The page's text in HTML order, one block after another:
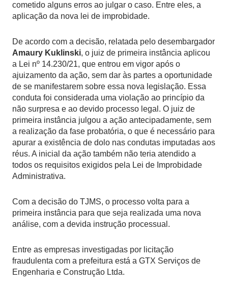
cometido alguns erros ao julgar o caso. Entre eles, a
aplicação da nova lei de improbidade.
De acordo com a decisão, relatada pelo desembargador
Amaury Kuklinski, o juiz de primeira instância aplicou
a Lei nº 14.230/21, que entrou em vigor após o
ajuizamento da ação, sem dar às partes a oportunidade
de se manifestarem sobre essa nova legislação. Essa
conduta foi considerada uma violação ao princípio da
não surpresa e ao devido processo legal. O juiz de
primeira instância julgou a ação antecipadamente, sem
a realização da fase probatória, o que é necessário para
apurar a existência de dolo nas condutas imputadas aos
réus. A inicial da ação também não teria atendido a
todos os requisitos exigidos pela Lei de Improbidade
Administrativa.
Com a decisão do TJMS, o processo volta para a
primeira instância para que seja realizada uma nova
análise, com a devida instrução processual.
Entre as empresas investigadas por licitação
fraudulenta com a prefeitura está a GTX Serviços de
Engenharia e Construção Ltda.